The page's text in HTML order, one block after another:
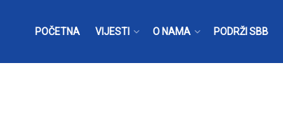
POČETNA VIJESTI O NAMA PODRŽI SBB